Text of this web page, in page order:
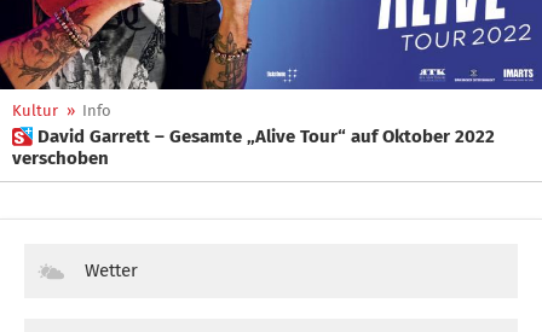
Kultur » Info
 David Garrett – Gesamte „Alive Tour“ auf Oktober 2022
verschoben
Wetter